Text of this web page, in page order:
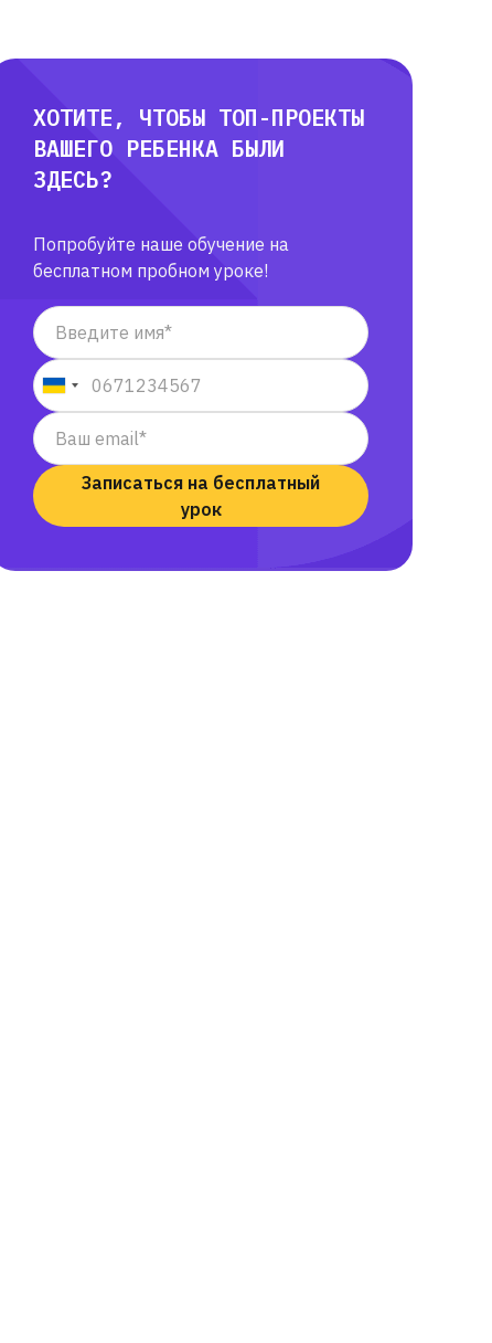
ХОТИТЕ, ЧТОБЫ ТОП-ПРОЕКТЫ
ВАШЕГО РЕБЕНКА БЫЛИ
ЗДЕСЬ?
Попробуйте наше обучение на
бесплатном пробном уроке!
Записаться на бесплатный
урок